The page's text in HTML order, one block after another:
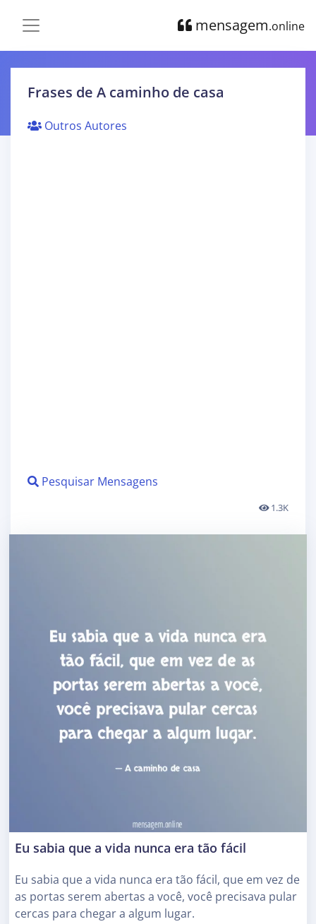
mensagem.online
Frases de A caminho de casa
Outros Autores
Pesquisar Mensagens
1.3K
Eu sabia que a vida nunca era tão fácil
Eu sabia que a vida nunca era tão fácil, que em vez de
as portas serem abertas a você, você precisava pular
cercas para chegar a algum lugar.